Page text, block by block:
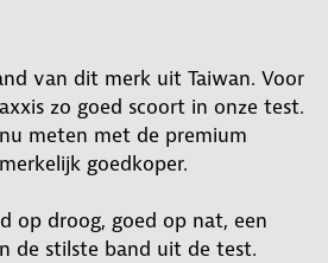
van dit merk uit Taiwan. Voor
zo goed scoort in onze test.
meten met de premium
goedkoper.
op droog, goed op nat, een
de stilste band uit de test.